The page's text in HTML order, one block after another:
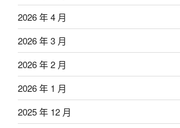
2026 年 4 月
2026 年 3 月
2026 年 2 月
2026 年 1 月
2025 年 12 月